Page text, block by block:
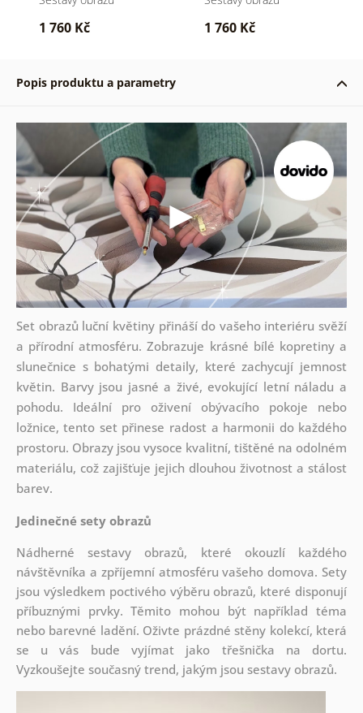
1 760 Kč 1 760 Kč
Popis produktu a parametry
Set obrazů luční květiny přináší do vašeho interiéru svěží
a přírodní atmosféru. Zobrazuje krásné bílé kopretiny a
slunečnice s bohatými detaily, které zachycují jemnost
květin. Barvy jsou jasné a živé, evokující letní náladu a
pohodu. Ideální pro oživení obývacího pokoje nebo
ložnice, tento set přinese radost a harmonii do každého
prostoru. Obrazy jsou vysoce kvalitní, tištěné na odolném
materiálu, což zajišťuje jejich dlouhou životnost a stálost
barev.
Jedinečné sety obrazů
Nádherné sestavy obrazů, které okouzlí každého
návštěvníka a zpříjemní atmosféru vašeho domova. Sety
jsou výsledkem poctivého výběru obrazů, které disponují
příbuznými prvky. Těmito mohou být například téma
nebo barevné ladění. Oživte prázdné stěny kolekcí, která
se u vás bude vyjímat jako třešnička na dortu.
Vyzkoušejte současný trend, jakým jsou sestavy obrazů.